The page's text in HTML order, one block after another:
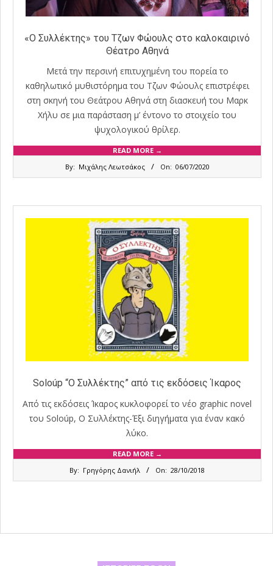
«Ο Συλλέκτης» του Τζων Φώουλς στο καλοκαιρινό
Θέατρο Αθηνά
Μετά την περσινή επιτυχημένη του πορεία το
καθηλωτικό μυθιστόρημα του Τζων Φώουλς επιστρέφει
στη σκηνή του Θεάτρου Αθηνά στη διασκευή του Μαρκ
Χήλυ σε μια παράσταση μ’ έντονο το στοιχείο του
ψυχολογικού θρίλερ.
READ MORE →
By: Μιχάλης Λεωτσάκος On: 06/07/2020
Soloúp “Ο Συλλέκτης” από τις εκδόσεις Ίκαρος
Από τις εκδόσεις Ίκαρος κυκλοφορεί το νέο graphic novel
του Soloúp, Ο Συλλέκτης-Έξι διηγήματα για έναν κακό
λύκο.
READ MORE →
By: Γρηγόρης Δανιήλ On: 28/10/2018